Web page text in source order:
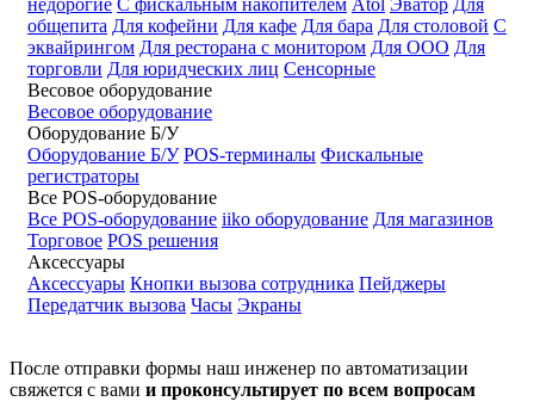
недорогие С фискальным накопителем Atol Эватор Для
общепита Для кофейни Для кафе Для бара Для столовой С
эквайрингом Для ресторана с монитором Для ООО Для
торговли Для юридческих лиц Сенсорные
Весовое оборудование
Весовое оборудование
Оборудование Б/У
Оборудование Б/У POS-терминалы Фискальные
регистраторы
Все POS-оборудование
Все POS-оборудование iiko оборудование Для магазинов
Торговое POS решения
Аксессуары
Аксессуары Кнопки вызова сотрудника Пейджеры
Передатчик вызова Часы Экраны
После отправки формы наш инженер по автоматизации
свяжется с вами и проконсультирует по всем вопросам